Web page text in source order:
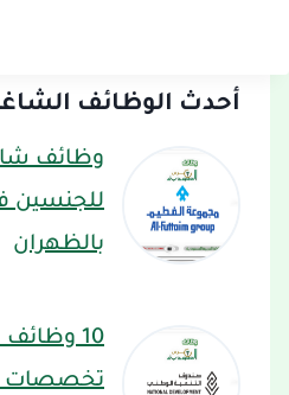
أحدث الوظائف
وظائف
للجنسين
بالظهران
10
تخصصات